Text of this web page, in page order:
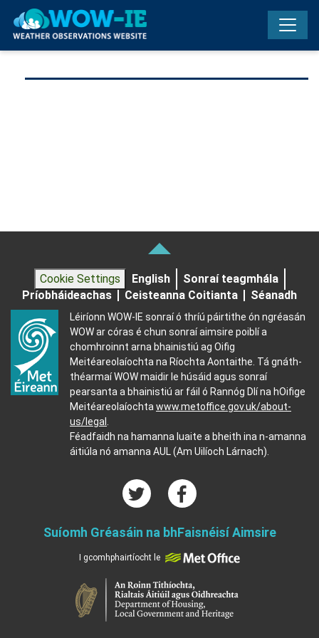
Skip to main content
Cookie Settings English
Sonraí teagmhála
Príobháideachas
Ceisteanna Coitianta Séanadh
Léiríonn WOW-IE sonraí ó thríú páirtithe ón ngréasán
WOW ar córas é chun sonraí aimsire poiblí a
chomhroinnt arna bhainistiú ag Oifig
Meitéareolaíochta na Ríochta Aontaithe. Tá gnáth-
théarmaí WOW maidir le húsáid agus sonraí
pearsanta a bhainistiú ar fáil ó Rannóg Dlí na hOifige
Meitéareolaíochta www.metoffice.gov.uk/about-
us/legal
Féadfaidh na hamanna luaite a bheith ina n-amanna
áitiúla nó amanna AUL (Am Uilíoch Lárnach).
Suíomh Gréasáin na bhFaisnéisí Aimsire
I gcomhphairtíocht le